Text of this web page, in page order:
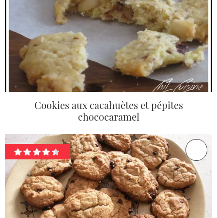
Cookies aux cacahuètes et pépites
chococaramel